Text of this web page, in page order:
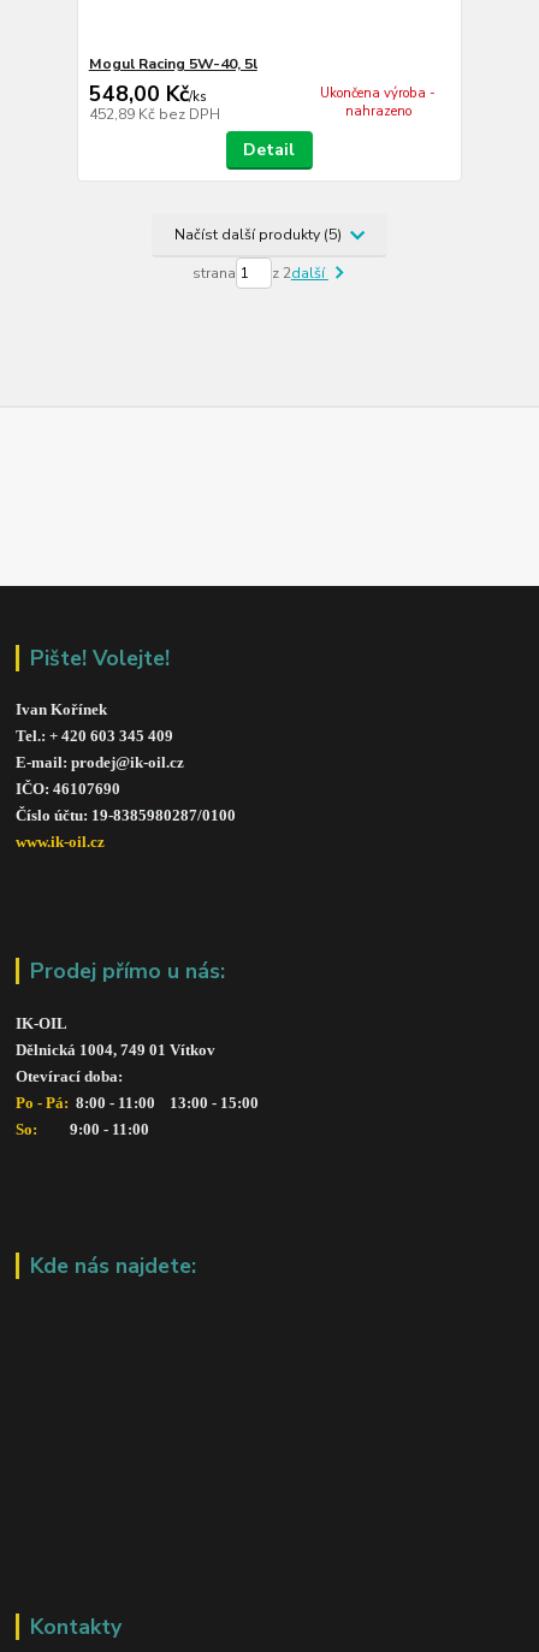
Mogul Racing 5W-40, 5l
548,00 Kč/ks
452,89 Kč bez DPH
Ukončena výroba -
nahrazeno
Detail
Načíst další produkty (5)
strana z 2další
Pište! Volejte!
Ivan Kořínek
Tel.: + 420 603 345 409
E-mail: prodej@ik-oil.cz
IČO: 46107690
Číslo účtu: 19-8385980287/0100
www.ik-oil.cz
Prodej přímo u nás:
IK-OIL
Dělnická 1004, 749 01 Vítkov
Otevírací doba:
Po - Pá: 8:00 - 11:00    13:00 - 15:00
So:
      9:00 - 11:00
Kde nás najdete:
Kontakty